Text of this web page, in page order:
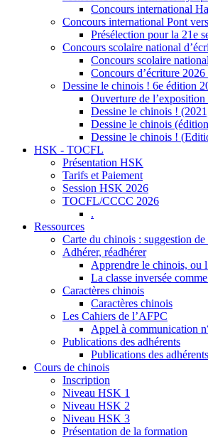
Concours international
Concours international Pont
Présélection pour la 21e
Concours scolaire national
Concours scolaire
Concours d’écriture
Dessine le chinois ! 6e édition
Ouverture de
Dessine le chinois !
Dessine le chinois
Dessine le chinois !
HSK - TOCFL
Présentation HSK
Tarifs et Paiement
Session HSK 2026
TOCFL/CCCC 2026
.
Ressources
Carte du chinois : suggestion
Adhérer, réadhérer
Apprendre le chinois, ou
La classe inversée
Caractères chinois
Caractères chinois
Les Cahiers de l’AFPC
Appel à communication
Publications des adhérents
Publications des adhérents
Cours de chinois
Inscription
Niveau HSK 1
Niveau HSK 2
Niveau HSK 3
Présentation de la formation